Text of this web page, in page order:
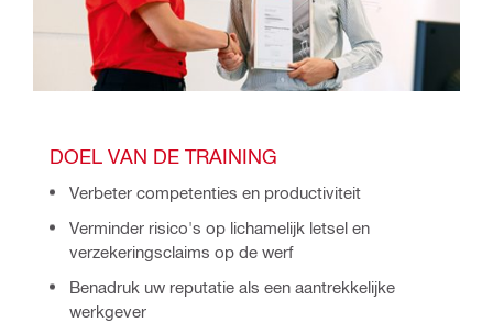
DOEL VAN DE TRAINING
Verbeter competenties en productiviteit
Verminder risico's op lichamelijk letsel en
verzekeringsclaims op de werf
Benadruk uw reputatie als een aantrekkelijke
werkgever